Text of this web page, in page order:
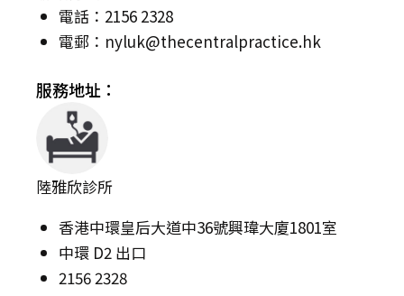
電話：2156 2328
電郵： nyluk@thecentralpractice.hk
服務地址：
陸雅欣診所
香港中環皇后大道中36號興瑋大廈1801室
中環 D2 出口
2156 2328